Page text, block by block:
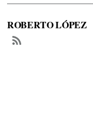
ROBERTO LÓPEZ